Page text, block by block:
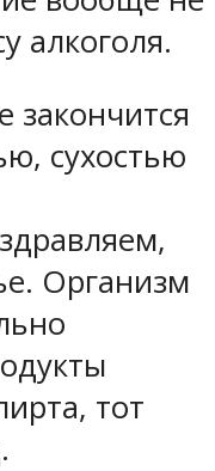
алкоголя.
закончится
сухостью
Организм
тот